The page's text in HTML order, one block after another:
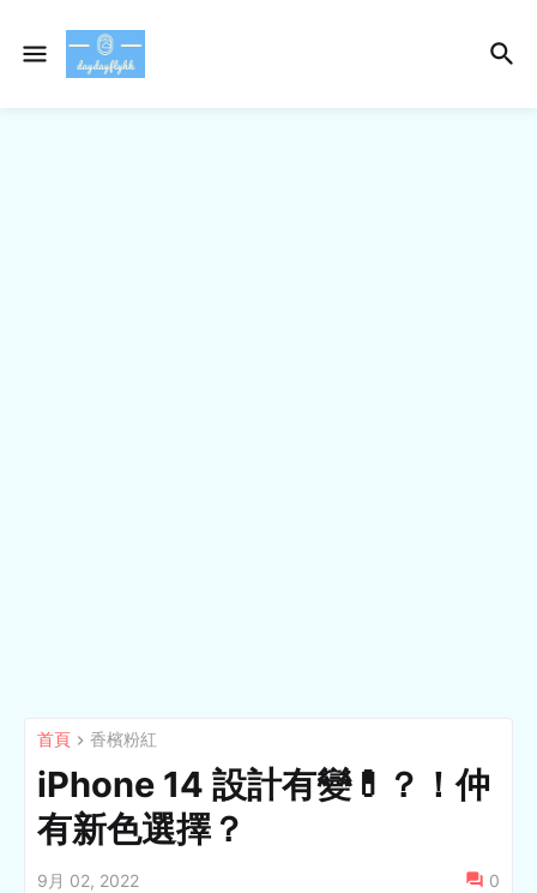
首頁 香檳粉紅
iPhone 14 設計有變💊？！仲
有新色選擇？
9月 02, 2022 0